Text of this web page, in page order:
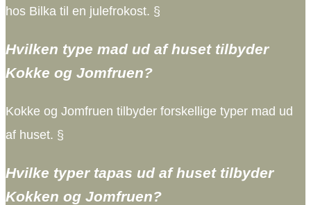
hos Bilka til en julefrokost. §
Hvilken type mad ud af huset tilbyder
Kokke og Jomfruen?
Kokke og Jomfruen tilbyder forskellige typer mad ud
af huset. §
Hvilke typer tapas ud af huset tilbyder
Kokken og Jomfruen?